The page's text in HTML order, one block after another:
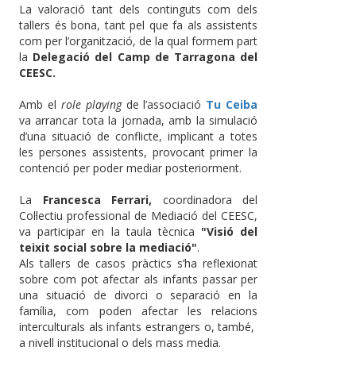
La valoració tant dels continguts com dels
tallers és bona, tant pel que fa als assistents
com per l’organització, de la qual formem part
la Delegació del Camp de Tarragona del
CEESC.
Amb el role playingde l’associació Tu Ceiba
va arrancar tota la jornada, amb la simulació
d’una situació de conflicte, implicant a totes
les persones assistents, provocant primer la
contenció per poder mediar posteriorment.
La Francesca Ferrari, coordinadora del
Col·lectiu professional de Mediació del CEESC,
va participar en la taula tècnica "Visió del
teixit social sobre la mediació".
Als tallers de casos pràctics s’ha reflexionat
sobre com pot afectar als infants passar per
una situació de divorci o separació en la
família, com poden afectar les relacions
interculturals als infants estrangers o, també,
a nivell institucional o dels mass media.